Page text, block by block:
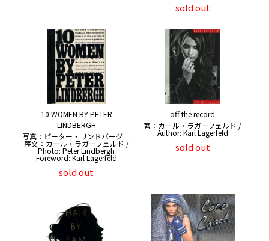
sold out
10 WOMEN BY PETER
LINDBERGH
写真：ピーター・リンドバーグ
序文：カール・ラガーフェルド /
Photo: Peter Lindbergh
Foreword: Karl Lagerfeld
sold out
off the record
著：カール・ラガーフェルド /
Author: Karl Lagerfeld
sold out